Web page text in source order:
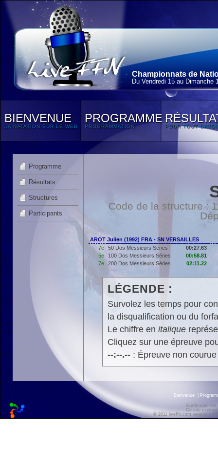
Championnats de
Du Vendredi 15 au Dimanche
BIENVENUE
LA NATATION SUR LE WEB
PROGRAMME
PROGRAMMATION POUR TOUT
Programme
Résultats
Structures
Participants
Code de la structure :
AROT Julien (1992) FRA - SN VERSAILLES
7e
50 Dos Messieurs Séries
00:27.63
5e
100 Dos Messieurs Séries
00:58.81
7e
200 Dos Messieurs Séries 02:11.22
LÉGENDE :
Survolez les temps pour
la disqualification ou du
Le chiffre en italique
Cliquez sur une épreuve
--:--.--: Épreuve non
Bienvenue
liveffn.com est
Ce site
© 2011 liveffn.com version :